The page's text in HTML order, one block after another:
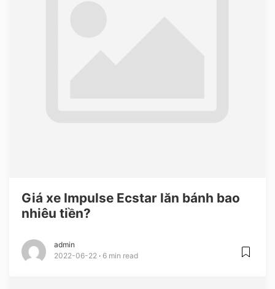
Giá xe Impulse Ecstar lăn bánh bao
nhiêu tiền?
admin
2022-06-22
6 min read